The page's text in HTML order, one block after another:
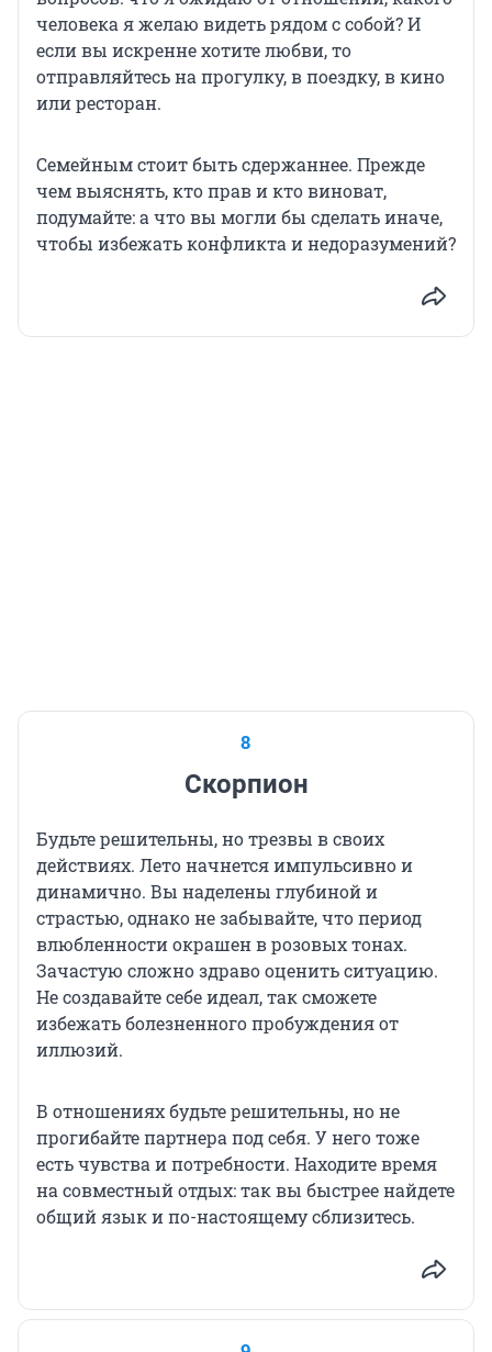
человека я желаю видеть рядом с собой? И
если вы искренне хотите любви, то
отправляйтесь на прогулку, в поездку, в кино
или ресторан.
Семейным стоит быть сдержаннее. Прежде
чем выяснять, кто прав и кто виноват,
подумайте: а что вы могли бы сделать иначе,
чтобы избежать конфликта и недоразумений?
8
Скорпион
Будьте решительны, но трезвы в своих
действиях. Лето начнется импульсивно и
динамично. Вы наделены глубиной и
страстью, однако не забывайте, что период
влюбленности окрашен в розовых тонах.
Зачастую сложно здраво оценить ситуацию.
Не создавайте себе идеал, так сможете
избежать болезненного пробуждения от
иллюзий.
В отношениях будьте решительны, но не
прогибайте партнера под себя. У него тоже
есть чувства и потребности. Находите время
на совместный отдых: так вы быстрее найдете
общий язык и по-настоящему сблизитесь.